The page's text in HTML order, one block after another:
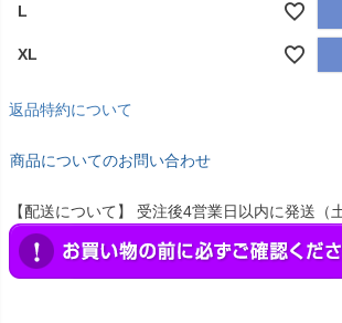
L
XL
返品特約について
商品についてのお問い合わせ
【配送について】 受注後4営業日以内に発送（